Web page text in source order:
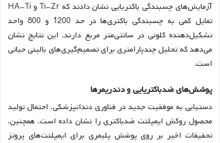
آزمایش‌های چسبندگی باکتریایی نشان دادند که Ti-Zr و HA-Ti
تمایل کمی به چسبندگی باکتری‌ها در حد 1200 و 800 واحد
تشکیل‌دهنده کلونی در سانتی‌متر مربع دارند. این نتایج نشان
می‌دهد که تحلیل چندپارامتری برای تصمیم‌گیری‌های بالینی حیاتی
است.
پوششهایضدباکتریاییودندریمرها
دستیابی به موفقیت جدید در فناوری دندانپزشکی، احتمال تولید
محصول روکش ایمپلنت ضدباکتری را نشان داده است. همچنین،
تحقیقات اخیر بر روی پوشش پلیمری برای ایمپلنت‌های پروتز